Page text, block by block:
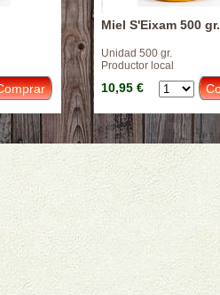
Miel S'Eixam 500 gr.
Unidad 500 gr.
Productor local
10,95 €